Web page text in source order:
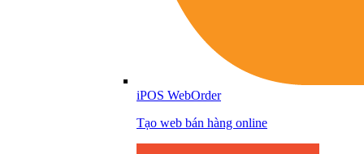
iPOS WebOrder
Tạo web bán hàng online